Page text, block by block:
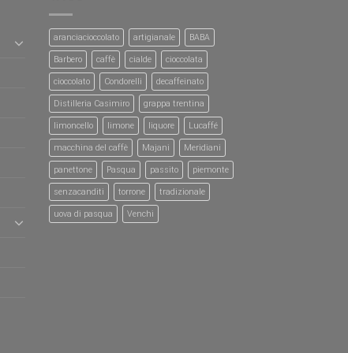
aranciacioccolato artigianale BABA
Barbero caffè cialde cioccolata
cioccolato Condorelli decaffeinato
Distilleria Casimiro grappa trentina
limoncello limone liquore Lucaffé
macchina del caffè Majani Meridiani
panettone Pasqua passito piemonte
senzacanditi torrone tradizionale
uova di pasqua Venchi